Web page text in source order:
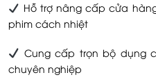
Hỗ trợ nâng cấp cửa
phim cách nhiệt
Cung cấp trọn bộ dụng
chuyên nghiệp